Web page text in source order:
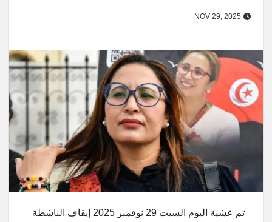
NOV 29, 2025
تم عشية اليوم السبت 29 نوفمبر 2025 إيقاف الناشطة